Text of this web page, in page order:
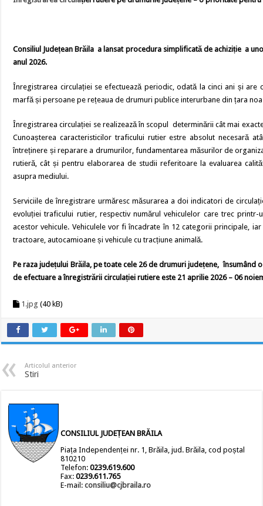
Consiliul Județean Brăila a lansat procedura simplificatăde achiziție a
anul 2026.
Înregistrarea circulației se efectuează periodic, odată la cinci ani și
marfă și persoane pe rețeaua de drumuri publice interurbane din țara
Înregistrarea circulației se realizează în scopul determinării cât mai
Cunoașterea caracteristicilor traficului rutier estre absolut necesară
întreținere și reparare a drumurilor, fundamentarea măsurilor de
rutieră, cât și pentru elaborarea de studii referitoare la evaluarea
asupra mediului.
Serviciile de înregistrare urmăresc măsurarea a doi indicatori de
evoluției traficului rutier, respectiv numărul vehiculelor care trec
acestor vehicule. Vehiculele vor fi încadrate în 12 categorii principale,
tractoare, autocamioane și vehicule cu tracțiune animală.
Pe raza județului Brăila, pe toate cele 26 de drumuri județene, însumând
de efectuare a înregistrării circulației rutiere este 21 aprilie 2026 – 06
1.jpg (40 kB)
Articolul anterior
Stiri
CONSILIUL JUDEȚEAN BRĂILA
Piața Independenței nr. 1, Brăila, jud. Brăila, cod poștal
810210
Telefon:0239.619.600
Fax:0239.611.765
E-mail:consiliu@cjbraila.ro